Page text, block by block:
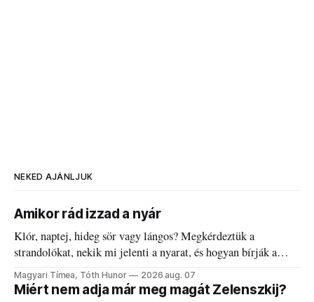
NEKED AJÁNLJUK
Amikor rád izzad a nyár
Klór, naptej, hideg sör vagy lángos? Megkérdeztük a
strandolókat, nekik mi jelenti a nyarat, és hogyan bírják a
kánikulát.
Magyari Tímea, Tóth Hunor 2026 aug. 07
Miért nem adja már meg magát Zelenszkij?